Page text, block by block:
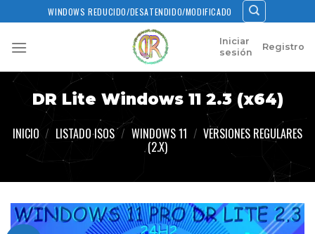
to
content
WINDOWS REDUCIDO/DESATENDIDO/MODIFICADO
Iniciar
sesión
Registro
DR Lite Windows 11 2.3 (x64)
INICIO / LISTADO ISOS / WINDOWS 11 / VERSIONES REGULARES
(2.X)